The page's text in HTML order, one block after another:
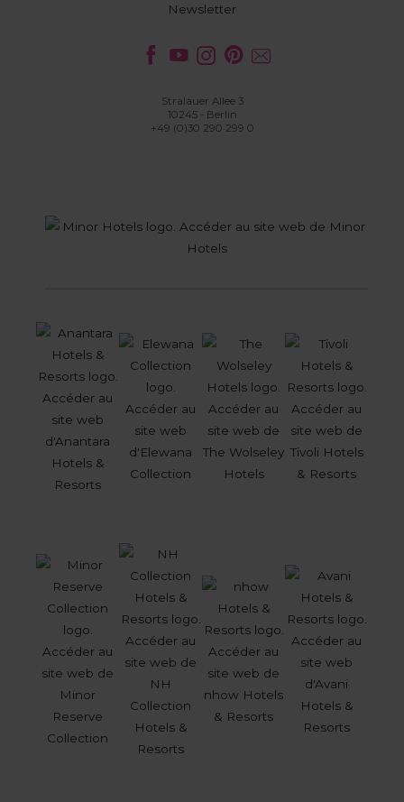
Newsletter
Stralauer Allee 3
10245 - Berlin
+49 (0)30 290 299 0